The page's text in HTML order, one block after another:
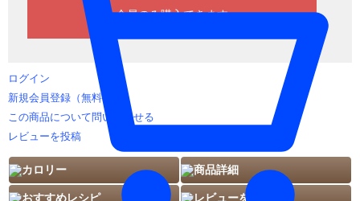
ログイン
新規会員登録（無料）
この商品について問い合わせる
レビューを投稿
カロリー 商品詳細
おすすめレシピ レビューを見る